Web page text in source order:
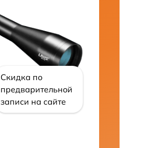
Скидка по
предварительной
записи на сайте